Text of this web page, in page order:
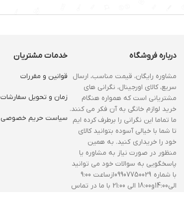
درباره فروشگاه
مشاوره رایگان، قیمت مناسب، ارسال
سریع، کالای اورجینال، نگرانی های
مشتریانی است که همواره هنگام
خرید لوازم خانگی به آن فکر می کنند.
ما تماما این نگرانی را برطرف کرده ایم
تا شما با خیالی آسوده بتوانید کالای
خود را خریداری کنید. به همین
منظور در صورت نیاز به مشاوره یا
پاسخگویی به سوالات خود می توانید
با شماره 09907750029ازساعت 9:00
الی14:00و18:00 الی 21:00 با ما در تماس
خدمات مشتریان
قوانین و مقررات
زمان و‌ تحویل سفارشات
سیاست حریم خصوصی